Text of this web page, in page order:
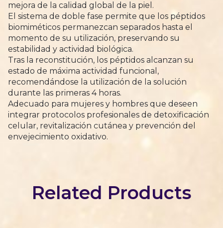
mejora de la calidad global de la piel.
El sistema de doble fase permite que los péptidos
biomiméticos permanezcan separados hasta el
momento de su utilización, preservando su
estabilidad y actividad biológica.
Tras la reconstitución, los péptidos alcanzan su
estado de máxima actividad funcional,
recomendándose la utilización de la solución
durante las primeras 4 horas.
Adecuado para mujeres y hombres que deseen
integrar protocolos profesionales de detoxificación
celular, revitalización cutánea y prevención del
envejecimiento oxidativo.
Related Products